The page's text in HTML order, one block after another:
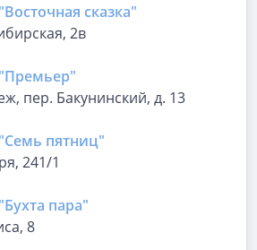
сказка"
2в
пер. Бакунинский, д. 13
пятниц"
241/1
пара"
8